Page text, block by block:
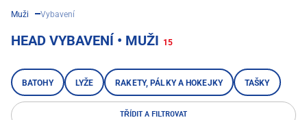
Muži Vybavení
HEAD VYBAVENÍ • MUŽI 15
BATOHY LYŽE RAKETY, PÁLKY A HOKEJKY TAŠKY
TŘÍDIT A FILTROVAT